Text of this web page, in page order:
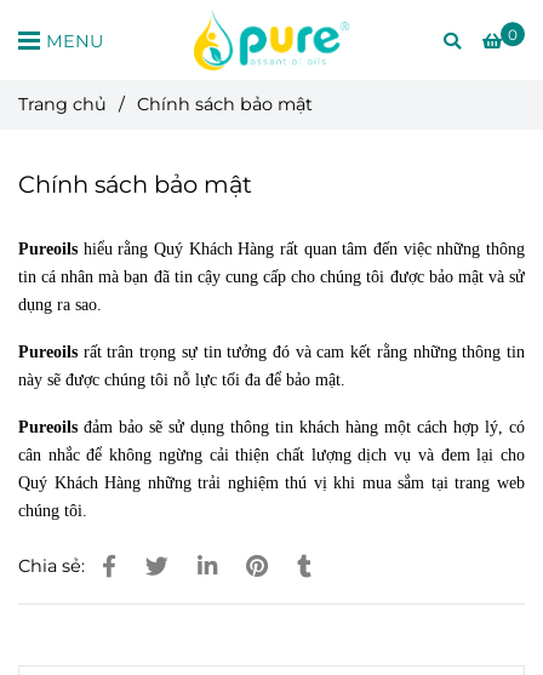
0
MENU
Trang chủ / Chính sách bảo mật
Chính sách bảo mật
Pureoils hiểu rằng Quý Khách Hàng rất quan tâm đến việc những thông
tin cá nhân mà bạn đã tin cậy cung cấp cho chúng tôi được bảo mật và sử
dụng ra sao.
Pureoils rất trân trọng sự tin tưởng đó và cam kết rằng những thông tin
này sẽ được chúng tôi nỗ lực tối đa để bảo mật.
Pureoils đảm bảo sẽ sử dụng thông tin khách hàng một cách hợp lý, có
cân nhắc để không ngừng cải thiện chất lượng dịch vụ và đem lại cho
Quý Khách Hàng những trải nghiệm thú vị khi mua sắm tại trang web
chúng tôi.
Chia sẻ: